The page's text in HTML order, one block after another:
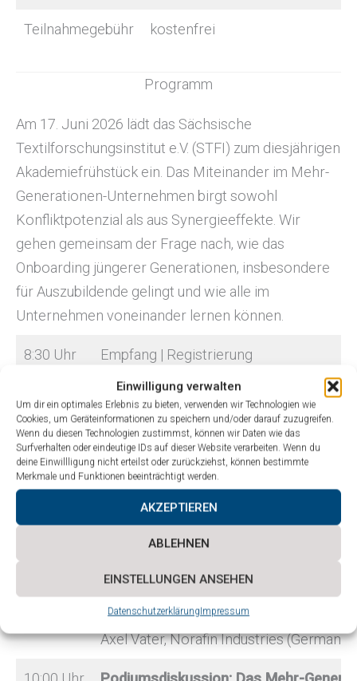
Einwilligung verwalten
Um dir ein optimales Erlebnis zu bieten, verwenden wir Technologien wie
Cookies, um Geräteinformationen zu speichern und/oder darauf zuzugreifen.
Wenn du diesen Technologien zustimmst, können wir Daten wie das
Surfverhalten oder eindeutige IDs auf dieser Website verarbeiten. Wenn du
deine Einwillligung nicht erteilst oder zurückziehst, können bestimmte
Merkmale und Funktionen beeinträchtigt werden.
AKZEPTIEREN
ABLEHNEN
EINSTELLUNGEN ANSEHEN
DatenschutzerklärungImpressum
Teilnahmegebühr kostenfrei
Programm
Am 17. Juni 2026 lädt das Sächsische
Textilforschungsinstitut e.V. (STFI) zum diesjährigen
Akademiefrühstück ein. Das Miteinander im Mehr-
Generationen-Unternehmen birgt sowohl
Konfliktpotenzial als aus Synergieeffekte. Wir
gehen gemeinsam der Frage nach, wie das
Onboarding jüngerer Generationen, insbesondere
für Auszubildende gelingt und wie alle im
Unternehmen voneinander lernen können.
8:30 Uhr Empfang | Registrierung
Begrüßung
Dr. Heike Illing-Günther, STFI
Impulsvortrag: Generationen im
Denise Braun, STFI
IHK-Azubi-Botschafter
Silvia Reichenbach, IHK Chemnitz,
Bericht Azubicamp
Axel Vater, Norafin Industries (Germany)